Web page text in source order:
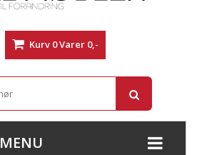
Kurv 0Varer 0,-
MENU